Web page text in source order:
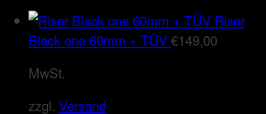
Riser
Black one 60mm + TÜV€149,00
MwSt.
zzgl. Versand